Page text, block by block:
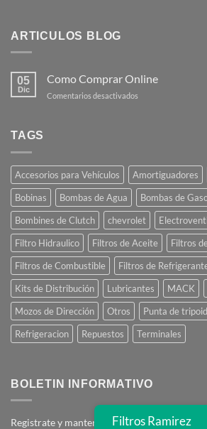
ARTICULOS BLOG
05
Dic
Como Comprar Online
Comentarios desactivados
TAGS
Accesorios para Vehículos Amortiguadores
Bobinas
Bombas de Agua
Bombas de
Bombines de Clutch
chevrolet
Filtro Hidraulico
Filtros de Aceite
Filtros
Filtros de Combustible
Filtros de
Kits de Distribución
Lubricantes MACK
Mozos de Dirección
Otros Punta de
Refrigeracion
Repuestos Terminales
BOLETIN INFORMATIVO
Registrate y mantente en contacto
Filtros Ramirez